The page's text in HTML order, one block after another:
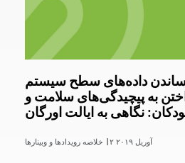
داده‌های سطح سیستم
به پیچیدگی‌های سلامت و
نگاهی به ایالت اورگان
۲ آوریل ۲۰۱۹